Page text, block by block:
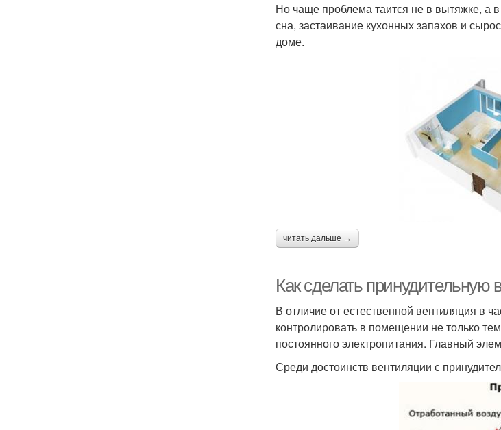
Но чаще проблема таится не в вытяжке, а
сна, застаивание кухонных запахов и
доме.
читать дальше →
Как сделать
В отличие от естественной вентиляция в
контролировать в помещении не только
постоянного электропитания. Главный
Среди достоинств вентиляции с